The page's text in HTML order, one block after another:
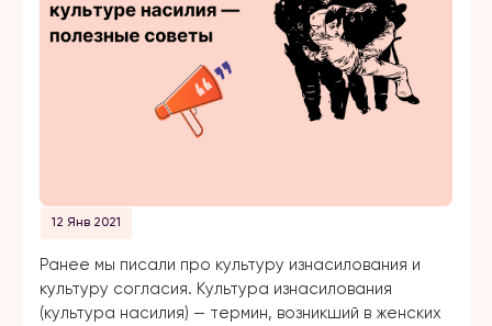
12 Янв 2021
Ранее мы писали про культуру изнасилования и
культуру согласия. Культура изнасилования
(культура насилия) — термин, возникший в женских